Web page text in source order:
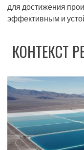
для достижения
эффективным и
КОНТЕКСТ